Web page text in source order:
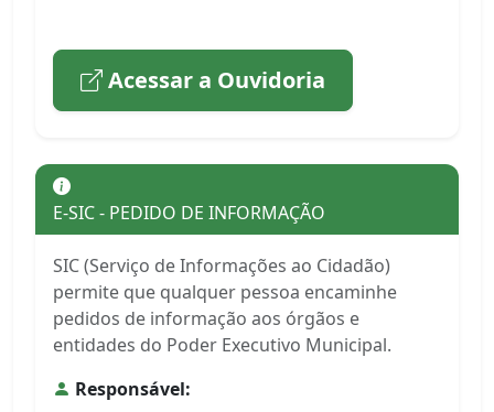
Acessar a Ouvidoria
E-SIC - PEDIDO DE INFORMAÇÃO
SIC (Serviço de Informações ao Cidadão)
permite que qualquer pessoa encaminhe
pedidos de informação aos órgãos e
entidades do Poder Executivo Municipal.
Responsável: